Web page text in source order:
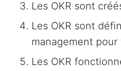
Les OKR sont
Les OKR sont
management pour
Les OKR